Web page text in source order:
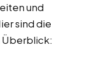
und
sind die